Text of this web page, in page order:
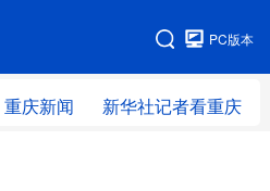
PC版本
重庆新闻 新华社记者看重庆
网站地图